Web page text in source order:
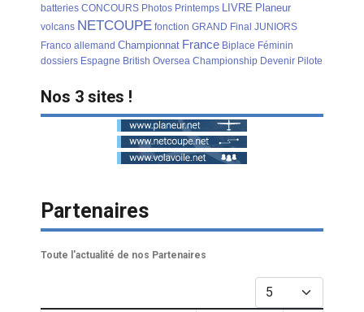
batteries CONCOURS Photos Printemps LIVRE Planeur
volcans NETCOUPE fonction GRAND Final JUNIORS
Franco allemand Championnat France Biplace Féminin
dossiers Espagne British Oversea Championship Devenir Pilote
Nos 3 sites !
Partenaires
Toute l'actualité de nos Partenaires
Afficher #